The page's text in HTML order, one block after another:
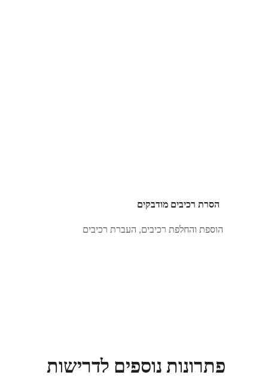
הוספת והחלפת רכיבים, העברת רכיבים
הסרת רכיבים מודבקים
פתרונות נוספים לדרישות